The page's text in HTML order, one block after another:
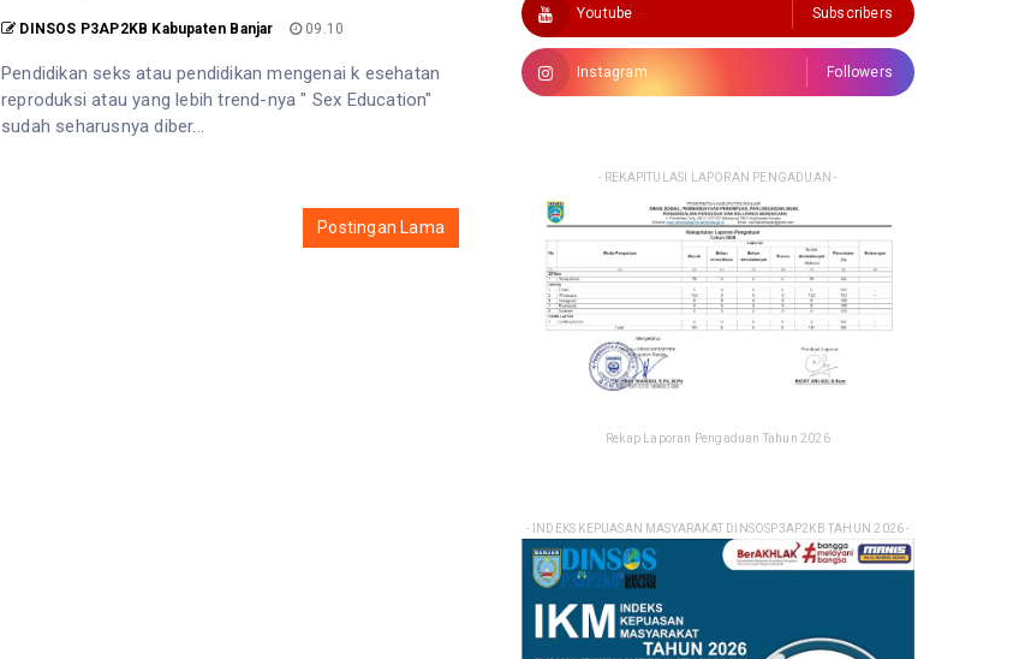
DINSOS P3AP2KB Kabupaten Banjar 09.10
Pendidikan seks atau pendidikan mengenai k esehatan
reproduksi atau yang lebih trend-nya " Sex Education"
sudah seharusnya diber...
Postingan Lama
Youtube Subscribers
Instagram Followers
- REKAPITULASI LAPORAN PENGADUAN -
Rekap Laporan Pengaduan Tahun 2026
- INDEKS KEPUASAN MASYARAKAT DINSOSP3AP2KB TAHUN 2026 -